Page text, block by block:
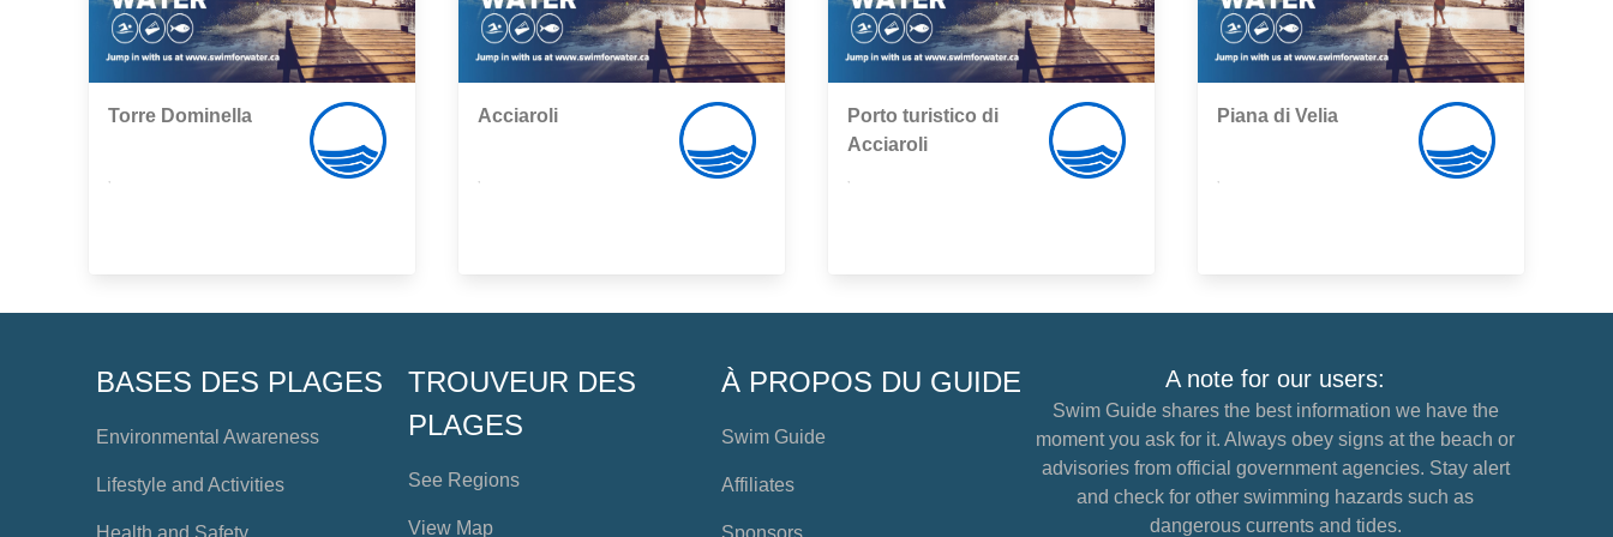
Torre Dominella Acciaroli
Porto turistico di
Acciaroli
Piana di Velia
BASES DES PLAGES
Environmental Awareness
Lifestyle and Activities
Health and Safety
TROUVEUR DES
PLAGES
See Regions
View Map
À PROPOS DU GUIDE
Swim Guide
Affiliates
Sponsors
A note for our users:
Swim Guide shares the best information we have the
moment you ask for it. Always obey signs at the beach or
advisories from official government agencies. Stay alert
and check for other swimming hazards such as
dangerous currents and tides.